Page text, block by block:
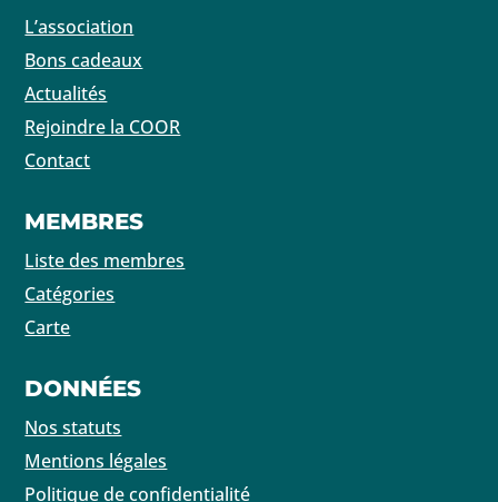
L’association
Bons cadeaux
Actualités
Rejoindre la COOR
Contact
MEMBRES
Liste des membres
Catégories
Carte
DONNÉES
Nos statuts
Mentions légales
Politique de confidentialité